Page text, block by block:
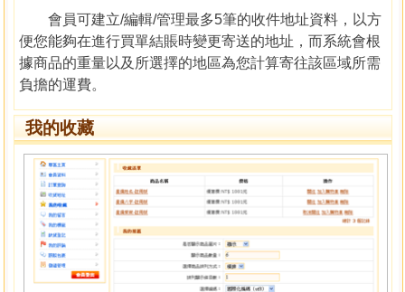
會員可建立/編輯/管理最多5筆的收件地址資料，以方
便您能夠在進行買單結賬時變更寄送的地址，而系統會根
據商品的重量以及所選擇的地區為您計算寄往該區域所需
負擔的運費。
我的收藏